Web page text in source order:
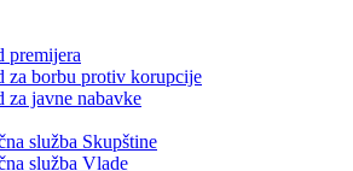
premijera
za borbu protiv korupcije
za javne nabavke
služba Skupštine
služba Vlade